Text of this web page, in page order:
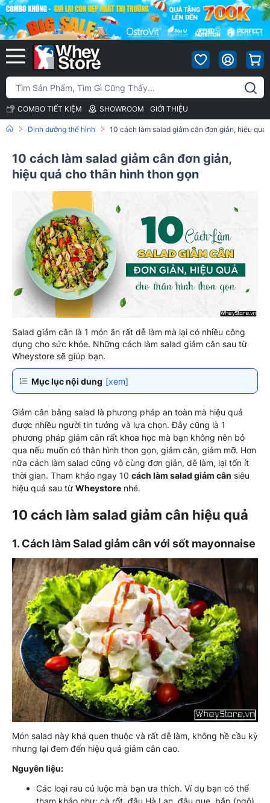
COMBO TIẾT KIỆM SHOWROOM GIỚI THIỆU
Dinh dưỡng thể hình 10 cách làm salad giảm cân đơn giản, hiệu quả
10 cách làm salad giảm cân đơn giản,
hiệu quả cho thân hình thon gọn
Salad giảm cân là 1 món ăn rất dễ làm mà lại có nhiều công
dụng cho sức khỏe. Những cách làm salad giảm cân sau từ
Wheystore sẽ giúp bạn.
Mục lục nội dung [xem]
Giảm cân bằng salad là phương pháp an toàn mà hiệu quả
được nhiều người tin tưởng và lựa chọn. Đây cũng là 1
phương pháp giảm cân rất khoa học mà bạn không nên bỏ
qua nếu muốn có thân hình thon gọn, giảm cân, giảm mỡ. Hơn
nữa cách làm salad cũng vô cùng đơn giản, dễ làm, lại tốn ít
thời gian. Tham khảo ngay 10 cách làm salad giảm cân siêu
hiệu quả sau từ Wheystore nhé.
10 cách làm salad giảm cân hiệu quả
1. Cách làm Salad giảm cân với sốt mayonnaise
Món salad này khá quen thuộc và rất dễ làm, không hề cầu kỳ
nhưng lại đem đến hiệu quả giảm cân cao.
Nguyên liệu:
Các loại rau củ luộc mà bạn ưa thích. Ví dụ bạn có thể